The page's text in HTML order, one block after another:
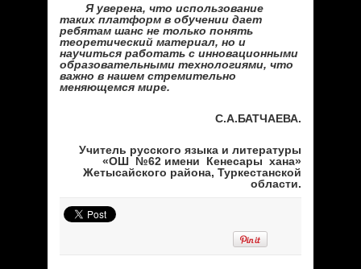
Я уверена, что использование
таких платформ в обучении дает
ребятам шанс не только понять
теоретический материал, но и
научиться работать с инновационными
образовательными технологиями, что
важно в нашем стремительно
меняющемся мире.
С.А.БАТЧАЕВА.
Учитель русского языка и литературы
«ОШ №62 имени Кенесары хана»
Жетысайского района, Туркестанской
области.